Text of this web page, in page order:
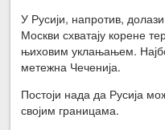
У Русији, напротив,
Москви схватају корене
њиховим уклањањем.
метежна Чеченија.
Постоји нада да Русија
својим границама.